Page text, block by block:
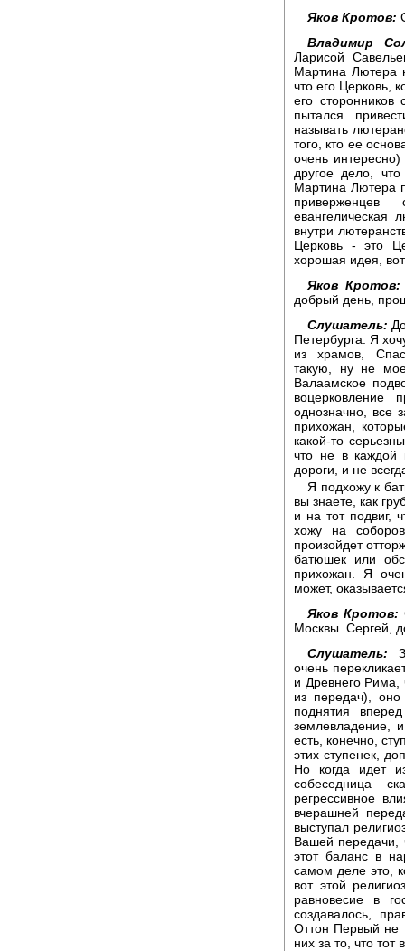
Яков Кротов:
Владимир
Ларисой
Мартина Лютера
что его Церковь,
его
пытался
называть
того, кто ее
очень
другое дело,
Мартина Лютера
приверженцев
евангелическая
внутри
Церковь - это
хорошая идея,
Яков Кротов:
добрый день,
Слушатель:
Петербурга. Я
из храмов,
такую, ну не
Валаамское
воцерковление
однозначно, все
прихожан,
какой-то
что не в каждой
дороги, и не
Я подхожу к
вы знаете, как
и на тот подвиг,
хожу на
произойдет
батюшек или
прихожан. Я
может,
Яков Кротов:
Москвы. Сергей,
Слушатель:
очень
и Древнего Рима,
из передач), оно
поднятия
землевладение,
есть, конечно,
этих ступенек,
Но когда идет
собеседница
регрессивное
вчерашней
выступал
Вашей передачи,
этот баланс в
самом деле это,
вот этой
равновесие в
создавалось,
Оттон Первый не
них за то, что